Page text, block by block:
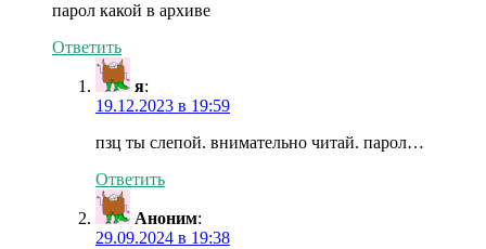
парол какой в архиве
Ответить
я:
19.12.2023 в 19:59
пзц ты слепой. внимательно читай. парол…
Ответить
Аноним:
29.09.2024 в 19:38